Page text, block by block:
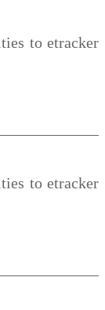
to etracker
to etracker